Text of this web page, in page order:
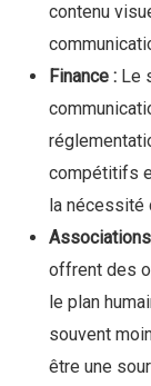
contenu
Finance : Le
compétitifs
la nécessité
offrent des
le plan
souvent
être une